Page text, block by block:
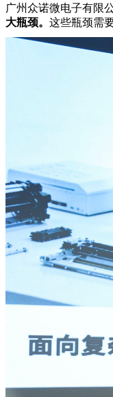
广州众诺微电子有限
大瓶颈。 这些瓶颈需